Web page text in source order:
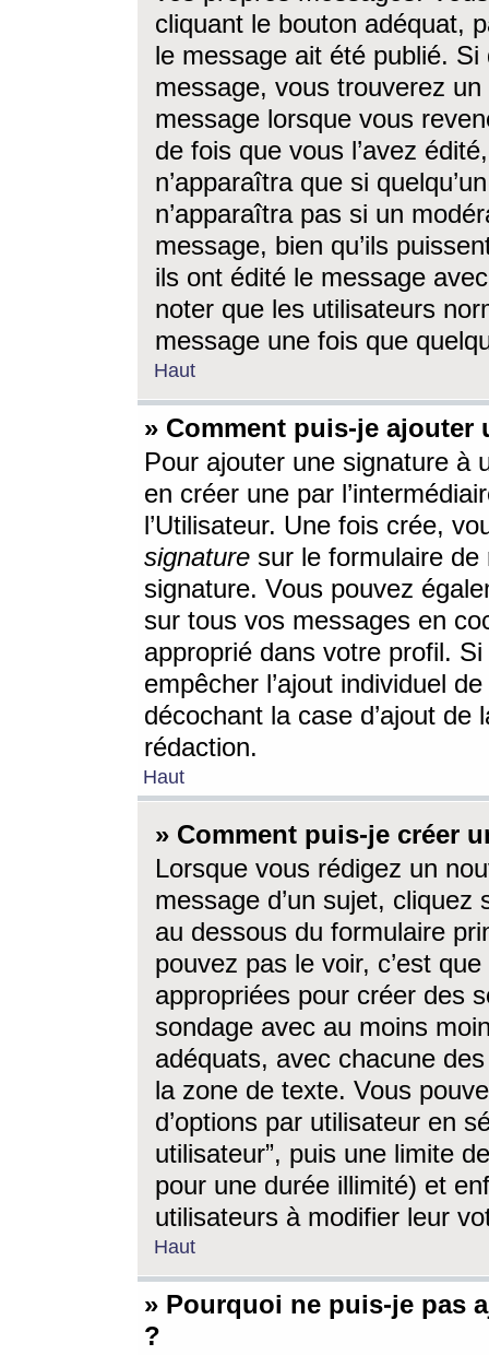
cliquant le bouton adéquat,
le message ait été publié. Si
message, vous trouverez
message lorsque vous
de fois que vous l’avez
n’apparaîtra que si
n’apparaîtra pas si un
message, bien qu’ils
ils ont édité le message
noter que les utilisateurs
message une fois que
Haut
» Comment puis-je ajouter
Pour ajouter une signature à
en créer une par
l’Utilisateur. Une fois crée,
signature sur le formulaire de
signature. Vous pouvez
sur tous vos messages en
approprié dans votre profil.
empêcher l’ajout individuel
décochant la case d’ajout
rédaction.
Haut
» Comment puis-je créer
Lorsque vous rédigez un
message d’un sujet, cliquez
au dessous du formulaire
pouvez pas le voir, c’est
appropriées pour créer des
sondage avec au moins
adéquats, avec chacune
la zone de texte. Vous
d’options par utilisateur en
utilisateur”, puis une limite
pour une durée illimité) et
utilisateurs à modifier leur
Haut
» Pourquoi ne puis-je pas
?